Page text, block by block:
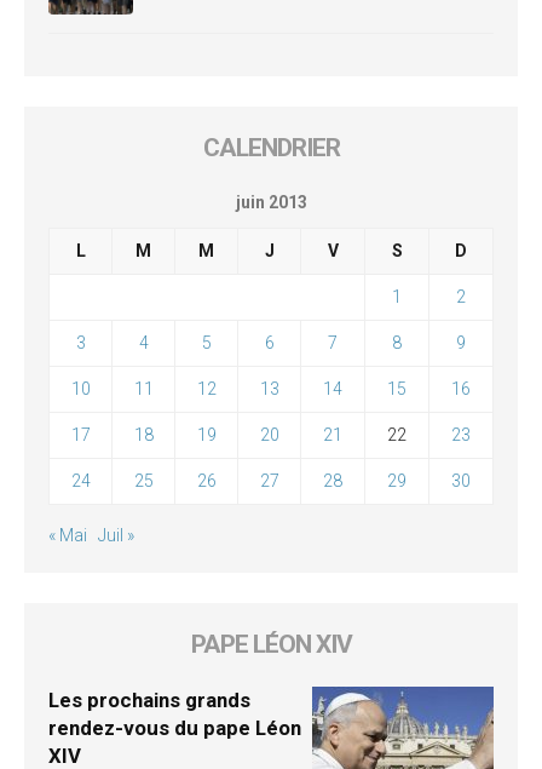
CALENDRIER
juin 2013
L M M J V S D
1 2
3 4 5 6 7 8 9
10 11 12 13 14 15 16
17 18 19 20 21 22 23
24 25 26 27 28 29 30
« Mai Juil »
PAPE LÉON XIV
Les prochains grands
rendez-vous du pape Léon
XIV